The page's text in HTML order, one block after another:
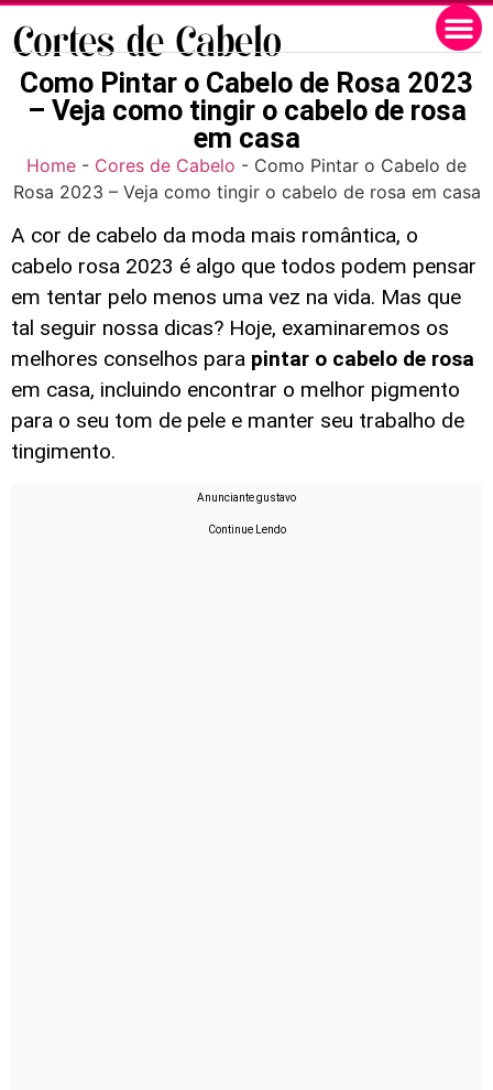
Como Pintar o Cabelo de Rosa 2023
– Veja como tingir o cabelo de rosa
em casa
Home - Cores de Cabelo - Como Pintar o Cabelo de
Rosa 2023 – Veja como tingir o cabelo de rosa em casa
A cor de cabelo da moda mais romântica, o
cabelo rosa 2023 é algo que todos podem pensar
em tentar pelo menos uma vez na vida. Mas que
tal seguir nossa dicas? Hoje, examinaremos os
melhores conselhos para pintar o cabelo de rosa
em casa, incluindo encontrar o melhor pigmento
para o seu tom de pele e manter seu trabalho de
tingimento.
Anunciante gustavo
Continue Lendo